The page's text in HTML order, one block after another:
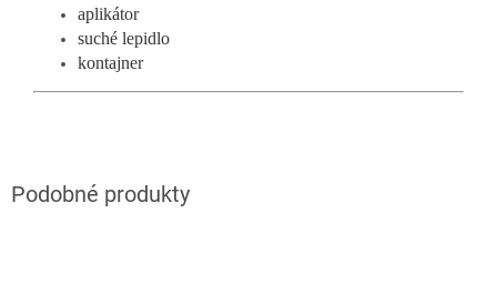
aplikátor
suché lepidlo
kontajner